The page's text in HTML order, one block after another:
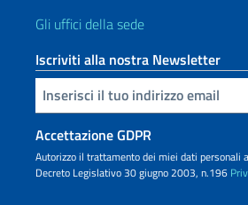
Gli uffici della sede
Iscriviti alla nostra Newsletter
Inserisci la tua email
Accettazione GDPR
Autorizzo il trattamento dei miei dati personali
Decreto Legislativo 30 giugno 2003, n.196